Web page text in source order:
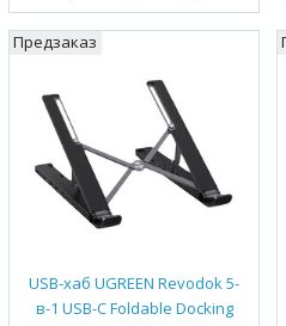
USB-хаб UGREEN Revodok 5-
в-1 USB-C Foldable Docking
Предзаказ